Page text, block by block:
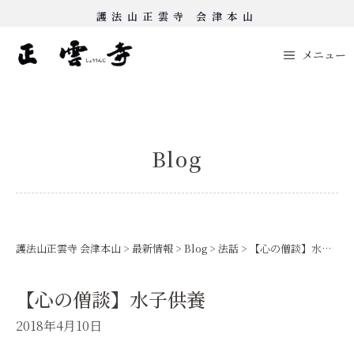
content
護法山正雲寺 会津本山
メニュー
Blog
護法山正雲寺 会津本山 > 最新情報 > Blog > 法話 > 【心の僧談】水子供養
【心の僧談】水子供養
2018年4月10日